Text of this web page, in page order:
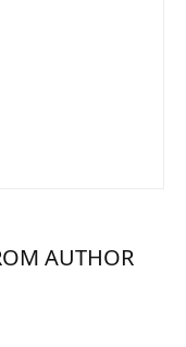
AUTHOR